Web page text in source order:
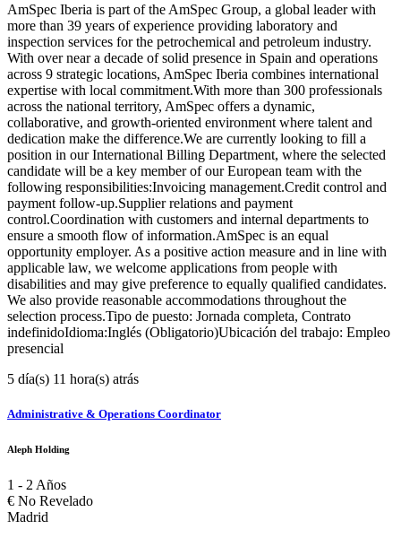
AmSpec Iberia is part of the AmSpec Group, a global leader with
more than 39 years of experience providing laboratory and
inspection services for the petrochemical and petroleum industry.
With over near a decade of solid presence in Spain and operations
across 9 strategic locations, AmSpec Iberia combines international
expertise with local commitment.With more than 300 professionals
across the national territory, AmSpec offers a dynamic,
collaborative, and growth-oriented environment where talent and
dedication make the difference.We are currently looking to fill a
position in our International Billing Department, where the selected
candidate will be a key member of our European team with the
following responsibilities:Invoicing management.Credit control and
payment follow-up.Supplier relations and payment
control.Coordination with customers and internal departments to
ensure a smooth flow of information.AmSpec is an equal
opportunity employer. As a positive action measure and in line with
applicable law, we welcome applications from people with
disabilities and may give preference to equally qualified candidates.
We also provide reasonable accommodations throughout the
selection process.Tipo de puesto: Jornada completa, Contrato
indefinidoIdioma:Inglés (Obligatorio)Ubicación del trabajo: Empleo
presencial
5 día(s) 11 hora(s) atrás
Administrative & Operations Coordinator
Aleph Holding
1 - 2 Años
€ No Revelado
Madrid